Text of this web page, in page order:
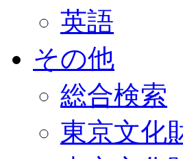
英語
その他
総合検索
東京文化